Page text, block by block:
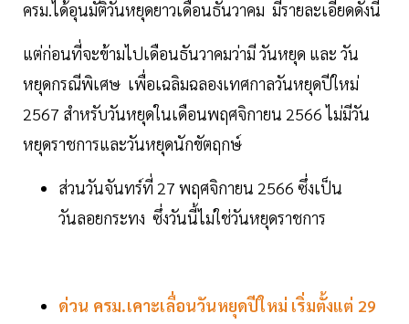
ครม.ได้อุนมัติวันหยุดยาวเดือนธันวาคม มีรายละเอียดดังนี้
แต่ก่อนที่จะข้ามไปเดือนธันวาคมว่ามี วันหยุด และ วัน
หยุดกรณีพิเศษ เพื่อเฉลิมฉลองเทศกาลวันหยุดปีใหม่
2567 สำหรับวันหยุดในเดือนพฤศจิกายน 2566 ไม่มีวัน
หยุดราชการและวันหยุดนักขัตฤกษ์
ส่วนวันจันทร์ที่ 27 พฤศจิกายน 2566 ซึ่งเป็น
วันลอยกระทง ซึ่งวันนี้ไม่ใช่วันหยุดราชการ
ด่วน ครม.เคาะเลื่อนวันหยุดปีใหม่ เริ่มตั้งแต่ 29